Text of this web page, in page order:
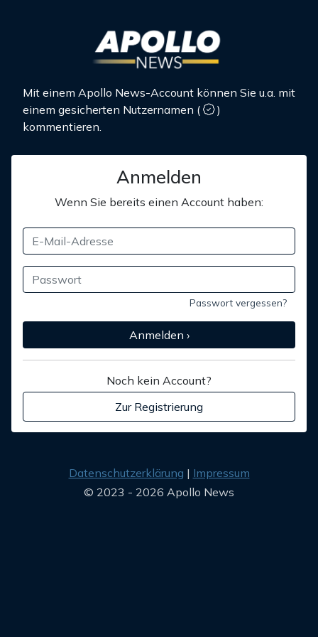
Mit einem Apollo News-Account können Sie u.a. mit
einem gesicherten Nutzernamen (
)
kommentieren.
Anmelden
Wenn Sie bereits einen Account haben:
Passwort vergessen?
Anmelden ›
Noch kein Account?
Zur Registrierung
Datenschutzerklärung
Impressum
© 2023 - 2026 Apollo News